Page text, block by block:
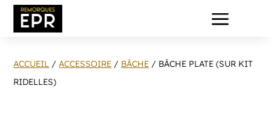
a
ACCUEIL /ACCESSOIRE / BÂCHE / BÂCHE PLATE (SUR KIT
RIDELLES)